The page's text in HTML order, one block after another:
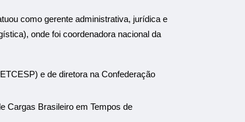
como gerente administrativa, jurídica e
onde foi coordenadora nacional da
e de diretora na Confederação
Cargas Brasileiro em Tempos de